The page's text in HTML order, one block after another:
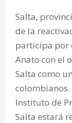
Salta,
de la
participa por
Anato con el
Salta como
Instituto de
Salta estará